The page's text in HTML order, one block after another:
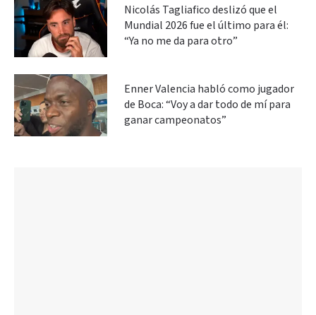
Nicolás Tagliafico deslizó que el
Mundial 2026 fue el último para él:
“Ya no me da para otro”
Enner Valencia habló como jugador
de Boca: “Voy a dar todo de mí para
ganar campeonatos”